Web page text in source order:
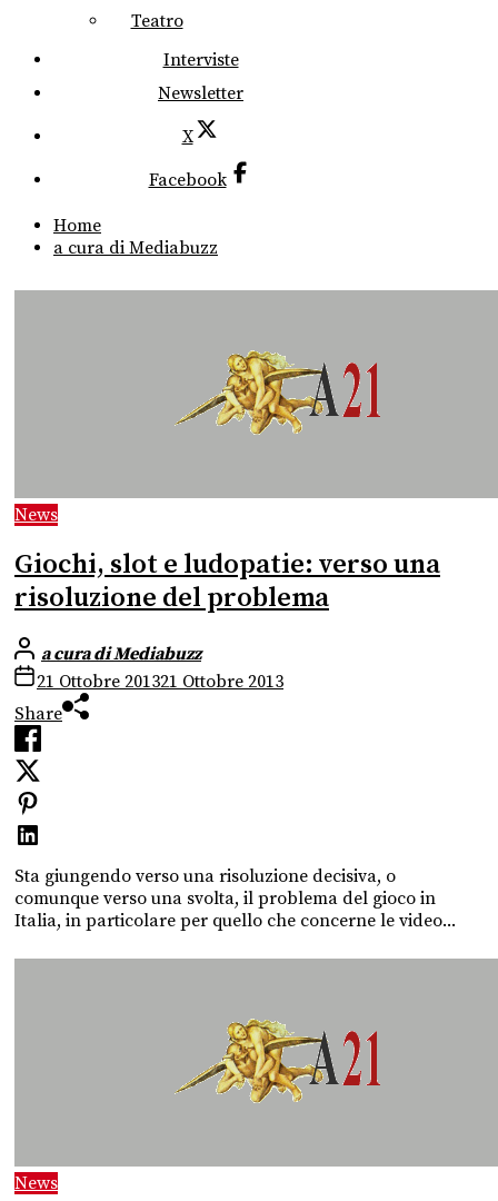
Teatro
Interviste
Newsletter
X
Facebook
Home
a cura di Mediabuzz
News
Giochi, slot e ludopatie: verso una
risoluzione del problema
a cura di Mediabuzz
21 Ottobre 201321 Ottobre 2013
Share
Sta giungendo verso una risoluzione decisiva, o
comunque verso una svolta, il problema del gioco in
Italia, in particolare per quello che concerne le video...
News